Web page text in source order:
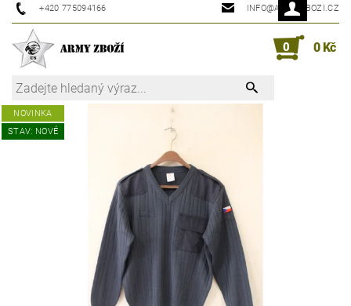
+420 775094166 INFO@ARMYZBOZI.CZ
0 0 Kč
NOVINKA
STAV: NOVÉ